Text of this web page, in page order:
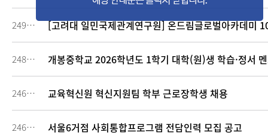
249232 [고려대 일민국제관계연구원] 온드림글로벌아카데미
248956 개봉중학교 2026학년도 1학기 대학(원)생 학습·정서
246875 교육혁신원 혁신지원팀 학부 근로장학생 채용
246425 서울6거점 사회통합프로그램 전담인력 모집 공고